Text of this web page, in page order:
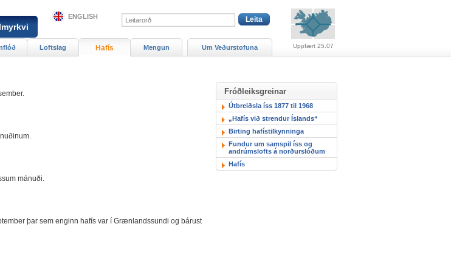
mánuði.
þar sem enginn hafís var í Grænlandssundi og bárust
Fróðleiksgreinar
Útbreiðsla íss 1877 til 1968
„Hafís við strendur Íslands“
Birting hafístilkynninga
Fundur um samspil íss og
andrúmslofts á norðurslóðum
Hafís
Loftslag Hafís Mengun Um Veðurstofuna Uppfært 25.07
ENGLISH